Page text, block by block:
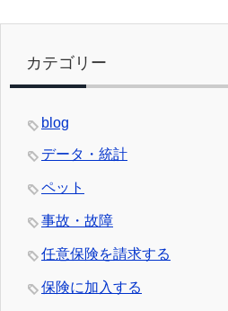
カテゴリー
blog
データ・統計
ペット
事故・故障
任意保険を請求する
保険に加入する